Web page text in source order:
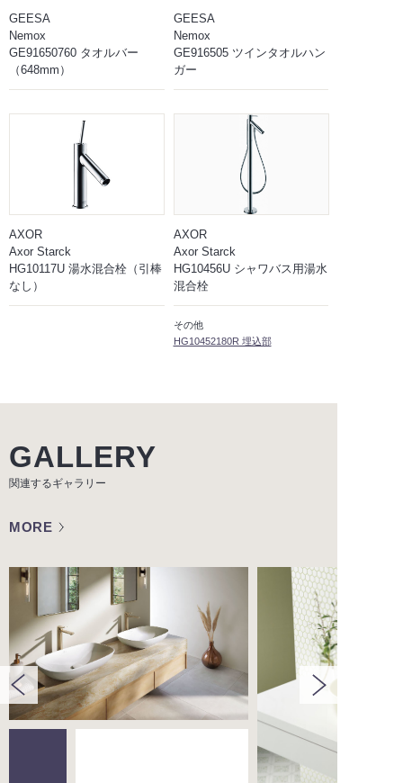
GEESA
Nemox
GE91650760 タオルバー
（648mm）
GEESA
Nemox
GE916505 ツインタオルハン
ガー
AXOR
Axor Starck
HG10117U 湯水混合栓（引棒
なし）
AXOR
Axor Starck
HG10456U シャワバス用湯水
混合栓
その他
HG10452180R 埋込部
GALLERY
関連するギャラリー
MORE